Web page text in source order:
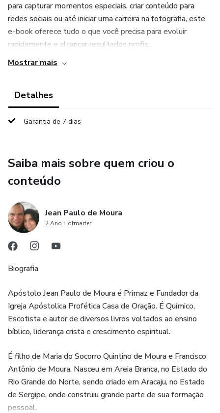
para capturar momentos especiais, criar conteúdo para
redes sociais ou até iniciar uma carreira na fotografia, este
e-book oferece tudo o que você precisa para evoluir
rapidamente e alcançar resultados profis...
Mostrar mais
Detalhes
Garantia de 7 dias
Saiba mais sobre quem criou o
conteúdo
Jean Paulo de Moura
2 Ano Hotmarter
Biografia
Apóstolo Jean Paulo de Moura é Primaz e Fundador da
Igreja Apóstolica Profética Casa de Oração. É Químico,
Escotista e autor de diversos livros voltados ao ensino
bíblico, liderança cristã e crescimento espiritual.
É filho de Maria do Socorro Quintino de Moura e Francisco
Antônio de Moura. Nasceu em Areia Branca, no Estado do
Rio Grande do Norte, sendo criado em Aracaju, no Estado
de Sergipe, onde construiu grande parte de sua formação
pessoal.